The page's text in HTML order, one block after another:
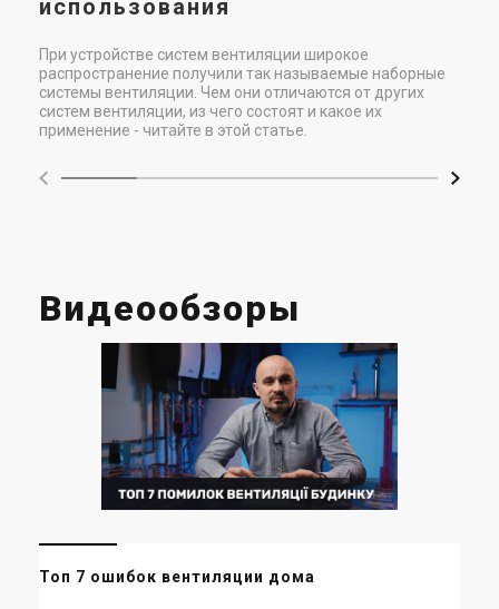
Цена
Купить Купить
В наличии (3)
Soler&Palau TD-500/160 T 3V
Цена
Купить
В наличии
Цена
Купить
использования
При устройстве систем вентиляции широкое
распространение получили так называемые наборные
системы вентиляции. Чем они отличаются от других
систем вентиляции, из чего состоят и какое их
применение - читайте в этой статье.
Видеообзоры
Топ 7 ошибок вентиляции дома